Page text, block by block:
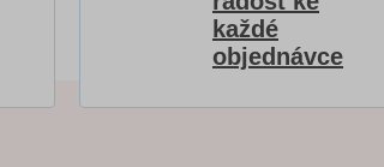
každé
objednávce